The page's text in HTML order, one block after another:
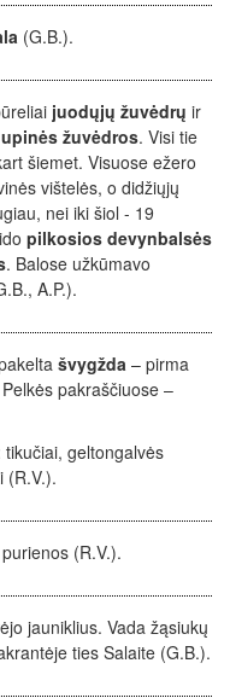
(G.B.).
juodųjų žuvėdrų ir
upinės žuvėdros. Visi tie
šiemet. Visuose ežero
vištelės, o didžiųjų
nei iki šiol - 19
pilkosios devynbalsės
. Balose užkūmavo
A.P.).
švygžda – pirma
pakraščiuose –
geltongalvės
(R.V.).
(R.V.).
jauniklius. Vada žąsiukų
ties Salaite (G.B.).